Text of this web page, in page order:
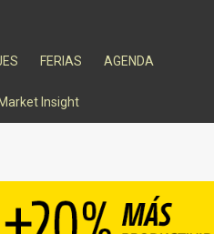
FERIAS AGENDA
Market Insight